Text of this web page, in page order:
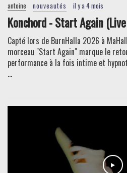
antoine nouveautés il y a 4 mois
Konchord - Start Again
Capté lors de BurnHalla 2026 à
morceau "Start Again" marque le
performance à la fois intime et
...